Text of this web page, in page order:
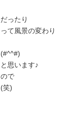
ったり
て風景の変わり
思います♪
で
笑)